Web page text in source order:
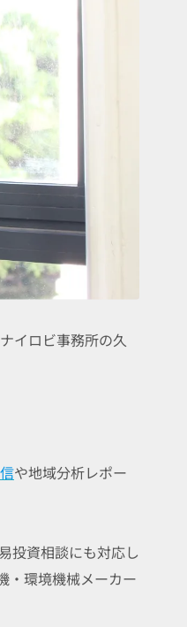
ナイロビ事務所の久
や地域分析レポー
投資相談にも対応し
・環境機械メーカー